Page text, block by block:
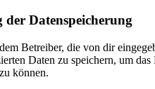
der Datenspeicherung
Betreiber, die von dir
Daten zu speichern, um das
können.